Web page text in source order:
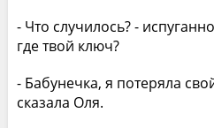
- Что случилось? -
где твой ключ?
- Бабунечка, я потеряла
сказала Оля.